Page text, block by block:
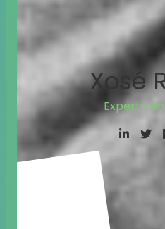
Xosé
Experto